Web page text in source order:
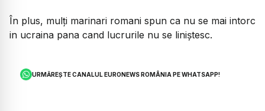
În plus, mulți marinari romani spun ca nu se mai intorc
in ucraina pana cand lucrurile nu se liniștesc.
URMĂREȘTE CANALUL EURONEWS ROMÂNIA PE WHATSAPP!